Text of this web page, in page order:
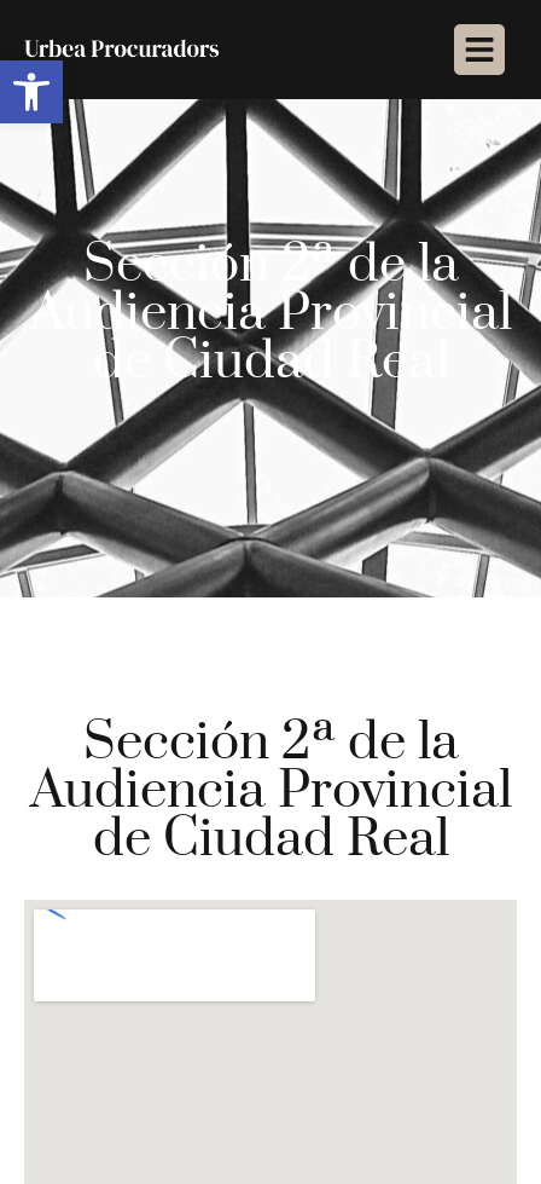
Abrir barra de herramientas
Sección 2ª de la
Audiencia Provincial
de Ciudad Real
Sección 2ª de la
Audiencia Provincial
de Ciudad Real